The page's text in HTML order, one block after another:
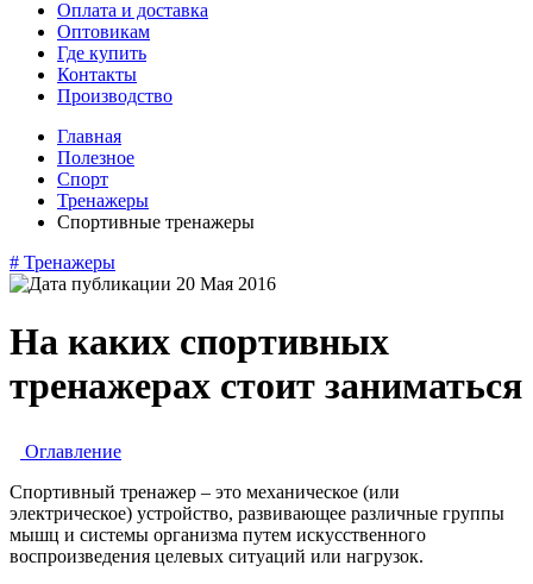
Оплата и доставка
Оптовикам
Где купить
Контакты
Производство
Главная
Полезное
Спорт
Тренажеры
Спортивные тренажеры
# Тренажеры
20 Мая 2016
На каких спортивных
тренажерах стоит заниматься
Оглавление
Спортивный тренажер – это механическое (или
электрическое) устройство, развивающее различные группы
мышц и системы организма путем искусственного
воспроизведения целевых ситуаций или нагрузок.